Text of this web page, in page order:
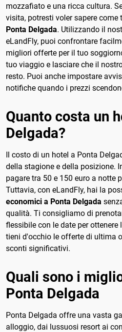
mozzafiato e una ricca cultura.
visita, potresti voler sapere come
Ponta Delgada. Utilizzando il
eLandFly, puoi confrontare
migliori offerte per il tuo
tuo viaggio e lasciare che il
resto. Puoi anche impostare
notifiche quando i prezzi
Quanto costa un
Delgada?
Il costo di un hotel a Ponta
della stagione e della posizione.
pagare tra 50 e 150 euro a notte
Tuttavia, con eLandFly, hai la
economici a Ponta Delgada
qualità. Ti consigliamo di
flessibile con le date per
tieni d'occhio le offerte di ultima
sconti significativi.
Quali sono i
Ponta Delgada
Ponta Delgada offre una vasta
alloggio, dai lussuosi resort ai